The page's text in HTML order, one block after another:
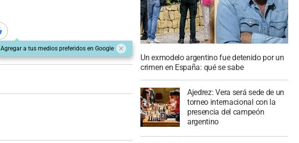
Agregar a tus medios preferidos en Google
Un exmodelo argentino fue detenido por un
crimen en España: qué se sabe
Ajedrez: Vera será sede de un
torneo internacional con la
presencia del campeón
argentino